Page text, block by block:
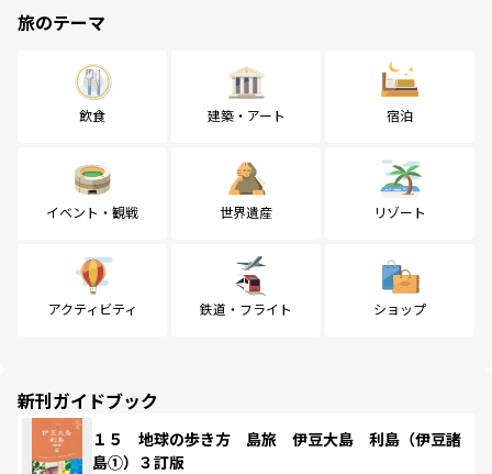
旅のテーマ
飲食 建築・アート 宿泊
イベント・観戦 世界遺産 リゾート
アクティビティ 鉄道・フライト ショップ
新刊ガイドブック
１５ 地球の歩き方 島旅 伊豆大島 利島（伊豆諸
島①）３訂版